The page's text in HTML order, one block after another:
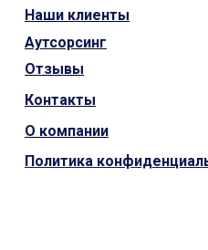
Политика
О компании
Контакты
Отзывы
Аутсорсинг
Наши клиенты